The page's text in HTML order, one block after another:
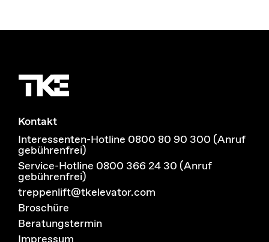
Kontakt
Interessenten-Hotline 0800 80 90 300 (Anruf
gebührenfrei)
Service-Hotline 0800 366 24 30 (Anruf
gebührenfrei)
treppenlift@tkelevator.com
Broschüre
Beratungstermin